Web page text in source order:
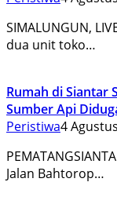
SIMALUNGUN,
dua unit toko…
Rumah di Siantar
Sumber Api
Peristiwa4
Jalan Bahtorop…